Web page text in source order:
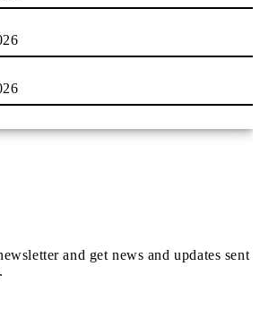
and get news and updates sent